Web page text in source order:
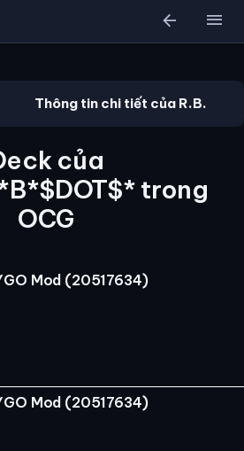
arrow_back menu
Thông tin chi tiết của R.B.
của
trong
OCG
Mod (20517634)
Mod (20517634)